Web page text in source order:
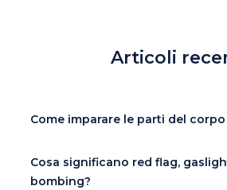
Articoli
Come imparare le parti del
Cosa significano red flag,
bombing?